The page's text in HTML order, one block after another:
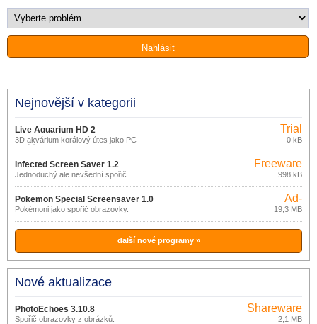
Nejnovější v kategorii
Live Aquarium HD 2
3D akvárium korálový útes jako PC
spořič obrazovky
Trial
0 kB
Infected Screen Saver 1.2
Jednoduchý ale nevšední spořič
Freeware
998 kB
Pokemon Special Screensaver 1.0
Pokémoni jako spořič obrazovky.
Ad-
supported
19,3 MB
další nové programy »
Nové aktualizace
PhotoEchoes 3.10.8
Spořič obrazovky z obrázků.
Shareware
2,1 MB